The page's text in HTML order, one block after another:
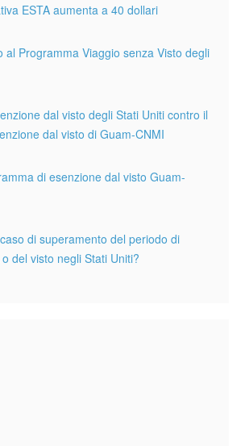
ESTA aumenta a 40 dollari
al Programma Viaggio senza Visto degli
dal visto degli Stati Uniti contro il
dal visto di Guam-CNMI
di esenzione dal visto Guam-
di superamento del periodo di
del visto negli Stati Uniti?